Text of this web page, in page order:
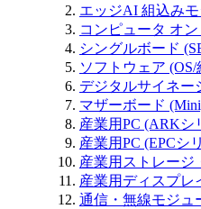
エッジAI 組込み
コンピュータ オ
シングルボード
ソフトウェア (OS/
デジタルサイネー
マザーボード
産業用PC (ARKシ
産業用PC (EPCシ
産業用ストレージ
産業用ディスプレ
通信・無線モジュ